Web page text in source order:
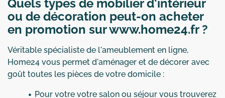
Quels types de mobilier d'intérieur
ou de décoration peut-on acheter
en promotion sur www.home24.fr ?
Véritable spécialiste de l'ameublement en ligne,
Home24 vous permet d'aménager et de décorer avec
goût toutes les pièces de votre domicile :
Pour votre votre salon ou séjour vous trouverez